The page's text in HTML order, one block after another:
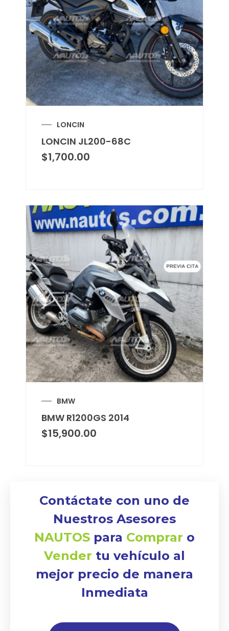
LONCIN
LONCIN JL200-68C
$1,700.00
BMW
BMW R1200GS 2014
$15,900.00
Contáctate con uno de
Nuestros Asesores
NAUTOS para Comprar o
Vender tu vehículo al
mejor precio de manera
Inmediata